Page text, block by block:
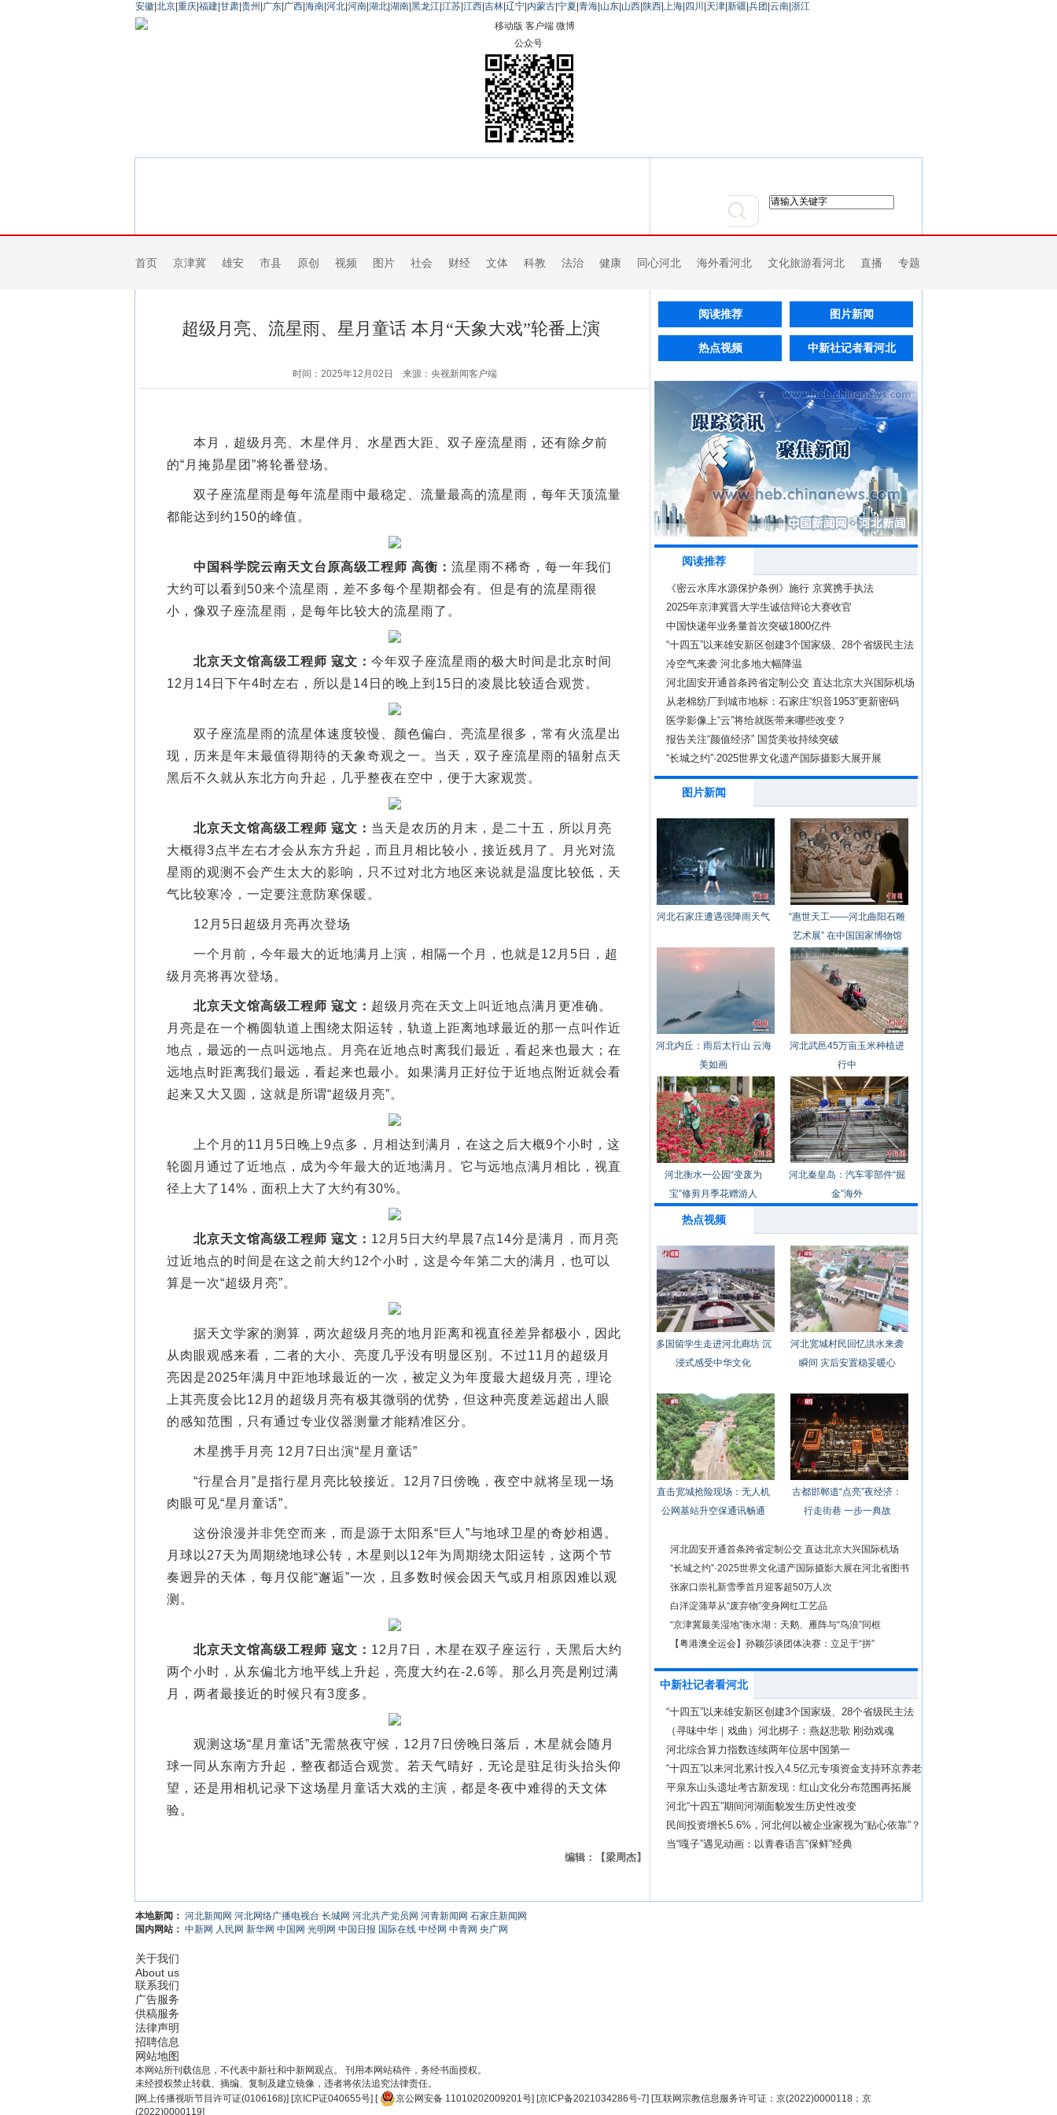
安徽 北京 重庆 福建 甘肃 贵州 广东 广西 海南 河北 河南 湖北 湖南 黑龙江 江苏 江西 吉林 辽宁 内蒙古 宁夏 青海 山东 山西 陕西 上海 四川 天津 新疆 兵团 云南 浙江
移动版 客户端 微博
公众号
首页 京津冀 雄安 市县 原创 视频 图片 社会 财经 文体 科教 法治 健康 同心河北 海外看河北 文化旅游看河北 直播 专题
超级月亮、流星雨、星月童话 本月“天象大戏”轮番上演
时间：2025年12月02日 来源：央视新闻客户端
本月，超级月亮、木星伴月、水星西大距、双子座流星雨，还有除夕前
的“月掩昴星团”将轮番登场。
双子座流星雨是每年流星雨中最稳定、流量最高的流星雨，每年天顶流量
都能达到约150的峰值。
中国科学院云南天文台原高级工程师 高衡： 流星雨不稀奇，每一年我们
大约可以看到50来个流星雨，差不多每个星期都会有。但是有的流星雨很
小，像双子座流星雨，是每年比较大的流星雨了。
北京天文馆高级工程师 寇文： 今年双子座流星雨的极大时间是北京时间
12月14日下午4时左右，所以是14日的晚上到15日的凌晨比较适合观赏。
双子座流星雨的流星体速度较慢、颜色偏白、亮流星很多，常有火流星出
现，历来是年末最值得期待的天象奇观之一。当天，双子座流星雨的辐射点天
黑后不久就从东北方向升起，几乎整夜在空中，便于大家观赏。
北京天文馆高级工程师 寇文： 当天是农历的月末，是二十五，所以月亮
大概得3点半左右才会从东方升起，而且月相比较小，接近残月了。月光对流
星雨的观测不会产生太大的影响，只不过对北方地区来说就是温度比较低，天
气比较寒冷，一定要注意防寒保暖。
12月5日超级月亮再次登场
一个月前，今年最大的近地满月上演，相隔一个月，也就是12月5日，超
级月亮将再次登场。
北京天文馆高级工程师 寇文： 超级月亮在天文上叫近地点满月更准确。
月亮是在一个椭圆轨道上围绕太阳运转，轨道上距离地球最近的那一点叫作近
地点，最远的一点叫远地点。月亮在近地点时离我们最近，看起来也最大；在
远地点时距离我们最远，看起来也最小。如果满月正好位于近地点附近就会看
起来又大又圆，这就是所谓“超级月亮”。
上个月的11月5日晚上9点多，月相达到满月，在这之后大概9个小时，这
轮圆月通过了近地点，成为今年最大的近地满月。它与远地点满月相比，视直
径上大了14%，面积上大了大约有30%。
北京天文馆高级工程师 寇文： 12月5日大约早晨7点14分是满月，而月亮
过近地点的时间是在这之前大约12个小时，这是今年第二大的满月，也可以
算是一次“超级月亮”。
据天文学家的测算，两次超级月亮的地月距离和视直径差异都极小，因此
从肉眼观感来看，二者的大小、亮度几乎没有明显区别。不过11月的超级月
亮因是2025年满月中距地球最近的一次，被定义为年度最大超级月亮，理论
上其亮度会比12月的超级月亮有极其微弱的优势，但这种亮度差远超出人眼
的感知范围，只有通过专业仪器测量才能精准区分。
木星携手月亮 12月7日出演“星月童话”
“行星合月”是指行星月亮比较接近。12月7日傍晚，夜空中就将呈现一场
肉眼可见“星月童话”。
这份浪漫并非凭空而来，而是源于太阳系“巨人”与地球卫星的奇妙相遇。
月球以27天为周期绕地球公转，木星则以12年为周期绕太阳运转，这两个节
奏迥异的天体，每月仅能“邂逅”一次，且多数时候会因天气或月相原因难以观
测。
北京天文馆高级工程师 寇文： 12月7日，木星在双子座运行，天黑后大约
两个小时，从东偏北方地平线上升起，亮度大约在-2.6等。那么月亮是刚过满
月，两者最接近的时候只有3度多。
观测这场“星月童话”无需熬夜守候，12月7日傍晚日落后，木星就会随月
球一同从东南方升起，整夜都适合观赏。若天气晴好，无论是驻足街头抬头仰
望，还是用相机记录下这场星月童话大戏的主演，都是冬夜中难得的天文体
验。
编辑：【梁周杰】
阅读推荐 图片新闻
热点视频 中新社记者看河北
阅读推荐
《密云水库水源保护条例》施行 京冀携手执法
2025年京津冀晋大学生诚信辩论大赛收官
中国快递年业务量首次突破1800亿件
“十四五”以来雄安新区创建3个国家级、28个省级民主法
治示范村（社区）
冷空气来袭 河北多地大幅降温
河北固安开通首条跨省定制公交 直达北京大兴国际机场
从老棉纺厂到城市地标：石家庄“织音1953”更新密码
医学影像上“云”将给就医带来哪些改变？
报告关注“颜值经济” 国货美妆持续突破
“长城之约”·2025世界文化遗产国际摄影大展开展
图片新闻
河北石家庄遭遇强降雨天气
“惠世天工——河北曲阳石雕
艺术展” 在中国国家博物馆
开幕
河北内丘：雨后太行山 云海
美如画
河北武邑45万亩玉米种植进
行中
河北衡水一公园“变废为
宝”修剪月季花赠游人
河北秦皇岛：汽车零部件“掘
金”海外
热点视频
多国留学生走进河北廊坊 沉
浸式感受中华文化
河北宽城村民回忆洪水来袭
瞬间 灾后安置稳妥暖心
直击宽城抢险现场：无人机
公网基站升空保通讯畅通
古都邯郸道“点亮”夜经济：
行走街巷 一步一典故
河北固安开通首条跨省定制公交 直达北京大兴国际机场
“长城之约”·2025世界文化遗产国际摄影大展在河北省图书
馆开展
张家口崇礼新雪季首月迎客超50万人次
白洋淀蒲草从“废弃物”变身网红工艺品
“京津冀最美湿地”衡水湖：天鹅、雁阵与“鸟浪”同框
【粤港澳全运会】孙颖莎谈团体决赛：立足于“拼”
中新社记者看河北
“十四五”以来雄安新区创建3个国家级、28个省级民主法
治示范村（社区）
（寻味中华｜戏曲）河北梆子：燕赵悲歌 刚劲戏魂
河北综合算力指数连续两年位居中国第一
“十四五”以来河北累计投入4.5亿元专项资金支持环京养老
服务高质量发展
平泉东山头遗址考古新发现：红山文化分布范围再拓展
河北“十四五”期间河湖面貌发生历史性改变
民间投资增长5.6%，河北何以被企业家视为“贴心依靠”？
当“嘎子”遇见动画：以青春语言“保鲜”经典
本地新闻： 河北新闻网 河北网络广播电视台 长城网 河北共产党员网 河青新闻网 石家庄新闻网
国内网站： 中新网 人民网 新华网 中国网 光明网 中国日报 国际在线 中经网 中青网 央广网
关于我们
About us
联系我们
广告服务
供稿服务
法律声明
招聘信息
网站地图
本网站所刊载信息，不代表中新社和中新网观点。 刊用本网站稿件，务经书面授权。
未经授权禁止转载、摘编、复制及建立镜像，违者将依法追究法律责任。
[网上传播视听节目许可证(0106168)] [京ICP证040655号] [ 京公网安备 11010202009201号] [京ICP备2021034286号-7] [互联网宗教信息服务许可证：京(2022)0000118；京
(2022)0000119]